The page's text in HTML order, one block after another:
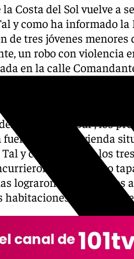
la Costa del Sol vuelve a
y como ha informado
de tres jóvenes
un robo con violencia
en la calle
Cádiz, una de las más
los arrestados tienen entre
‘Diario Sur’, los
fuerza en una vivienda
Tal y como indican los
con el rostro
lograron zafarse de
habitaciones, aunque el